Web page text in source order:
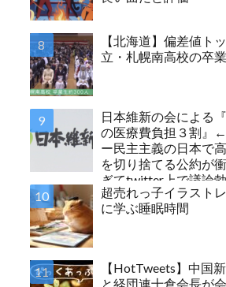
【北海道】偏差値ト
立・札幌南高校の卒
日本維新の会による
の医療費負担３割』
ー民主主義の日本で
を切り捨てる公約が
ぎてtwitter上で議論
超売れっ子イラスト
に学ぶ睡眠時間
【HotTweets】中国
と経団連十倉会長が会